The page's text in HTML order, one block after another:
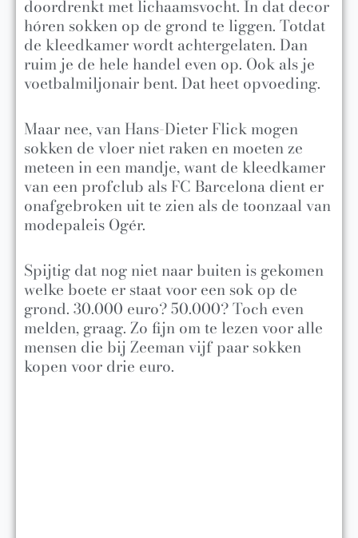
doordrenkt met lichaamsvocht. In dat decor
hóren sokken op de grond te liggen. Totdat
de kleedkamer wordt achtergelaten. Dan
ruim je de hele handel even op. Ook als je
voetbalmiljonair bent. Dat heet opvoeding.
Maar nee, van Hans-Dieter Flick mogen
sokken de vloer niet raken en moeten ze
meteen in een mandje, want de kleedkamer
van een profclub als FC Barcelona dient er
onafgebroken uit te zien als de toonzaal van
modepaleis Ogér.
Spijtig dat nog niet naar buiten is gekomen
welke boete er staat voor een sok op de
grond. 30.000 euro? 50.000? Toch even
melden, graag. Zo fijn om te lezen voor alle
mensen die bij Zeeman vijf paar sokken
kopen voor drie euro.